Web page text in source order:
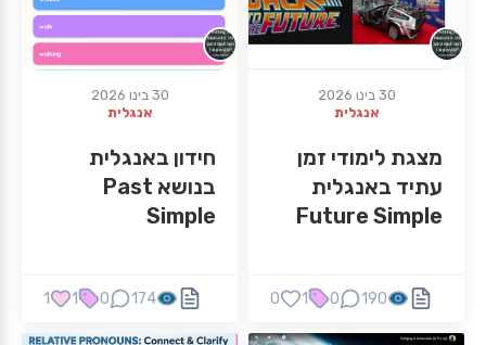
30 בינו 2026
אנגלית
מצגת לימודי זמן
עתיד באנגלית
Future Simple
190
0
1
0
30 בינו 2026
אנגלית
חידון באנגלית
בנושא Past
Simple
174
0
1
1